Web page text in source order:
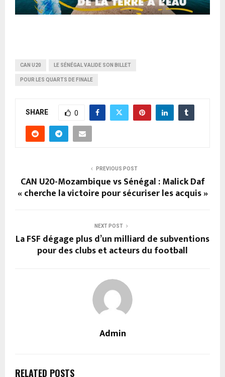
CAN U20 LE SÉNÉGAL VALIDE SON BILLET
POUR LES QUARTS DE FINALE
SHARE 0
PREVIOUS POST
CAN U20-Mozambique vs Sénégal : Malick Daf
« cherche la victoire pour sécuriser les acquis »
NEXT POST
La FSF dégage plus d’un milliard de subventions
pour des clubs et acteurs du football
Admin
RELATED POSTS